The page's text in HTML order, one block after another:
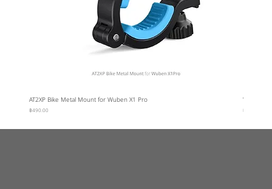
AT2XP Bike Metal Mount for Wuben X1 Pro
ราคา
฿490.00
Wuben
ราคา
฿95.00